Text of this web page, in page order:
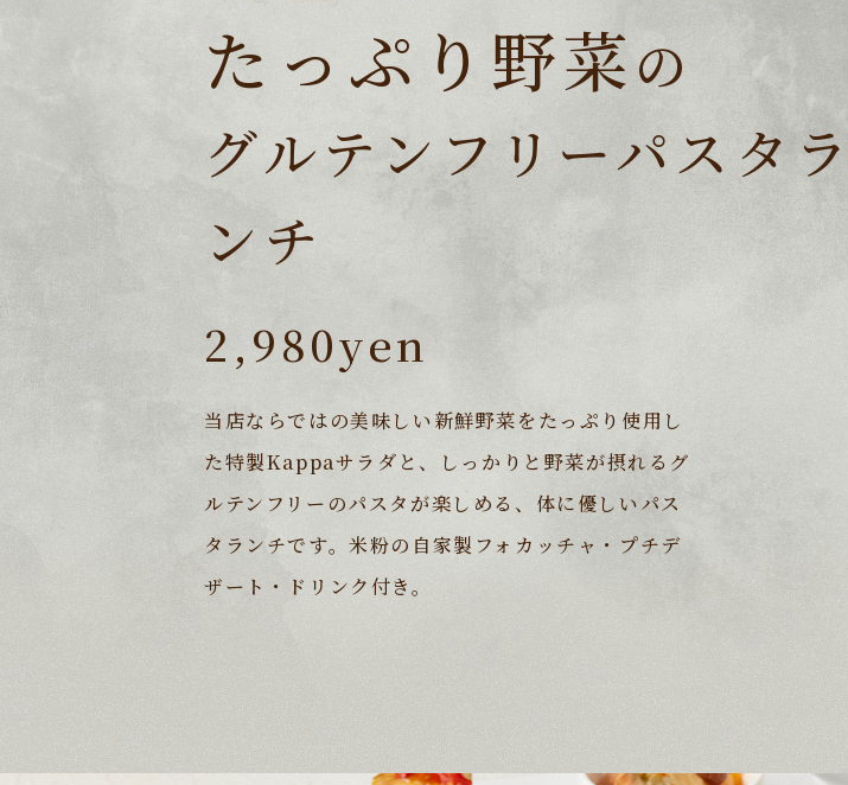
たっぷり野菜の
グルテンフリーパスタラ
ンチ
2,980yen
当店ならではの美味しい新鮮野菜をたっぷり使用し
た特製Kappaサラダと、しっかりと野菜が摂れるグ
ルテンフリーのパスタが楽しめる、体に優しいパス
タランチです。米粉の自家製フォカッチャ・プチデ
ザート・ドリンク付き。